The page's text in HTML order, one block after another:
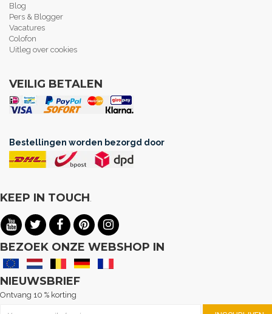
Blog
Pers & Blogger
Vacatures
Colofon
Uitleg over cookies
VEILIG BETALEN
Bestellingen worden bezorgd door
KEEP IN TOUCH
BEZOEK ONZE WEBSHOP IN
NIEUWSBRIEF
Ontvang 10 % korting